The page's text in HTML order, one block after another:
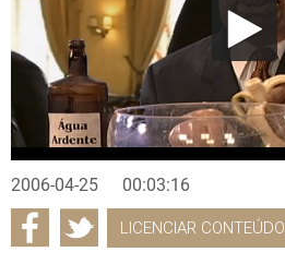
2006-04-25 00:03:16
LICENCIAR CONTEÚDO